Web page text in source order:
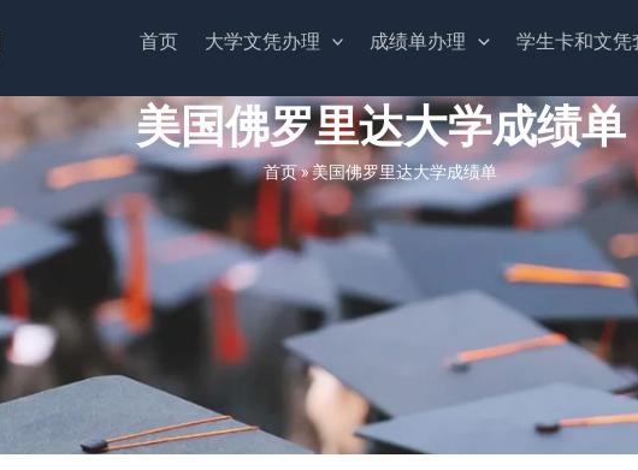
首页 大学文凭办理 成绩单办理 学生卡和文凭
美国佛罗里达大学成绩单
首页»美国佛罗里达大学成绩单